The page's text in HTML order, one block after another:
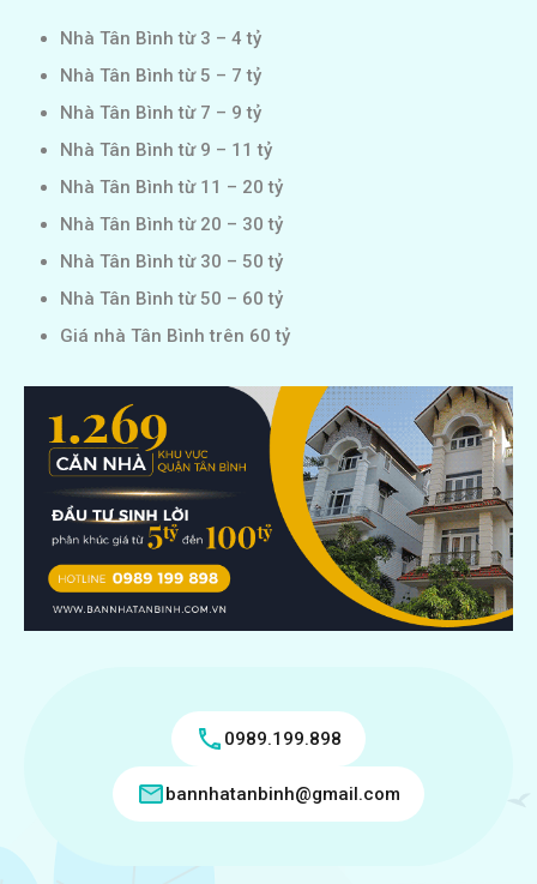
Nhà Tân Bình từ 3 – 4 tỷ
Nhà Tân Bình từ 5 – 7 tỷ
Nhà Tân Bình từ 7 – 9 tỷ
Nhà Tân Bình từ 9 – 11 tỷ
Nhà Tân Bình từ 11 – 20 tỷ
Nhà Tân Bình từ 20 – 30 tỷ
Nhà Tân Bình từ 30 – 50 tỷ
Nhà Tân Bình từ 50 – 60 tỷ
Giá nhà Tân Bình trên 60 tỷ
0989.199.898
bannhatanbinh@gmail.com